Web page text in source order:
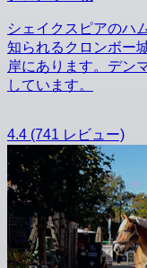
シェイクスピアのハ
知られるクロンボー
岸にあります。デン
しています。
4.4 (741 レビュー)